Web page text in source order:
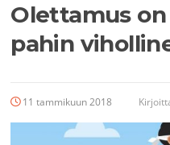
Olettamus
pahin
11 tammikuun 2018